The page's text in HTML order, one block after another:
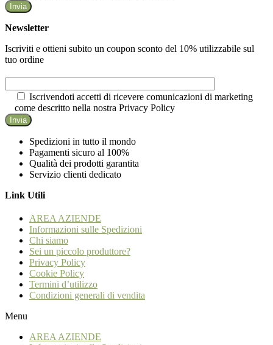
Newsletter
Iscriviti e ottieni subito un coupon sconto del 10% utilizzabile sul
tuo ordine
Iscrivendoti accetti di ricevere comunicazioni di marketing
come descritto nella nostra Privacy Policy
Spedizioni in tutto il mondo
Pagamenti sicuro al 100%
Qualità dei prodotti garantita
Servizio clienti dedicato
Link Utili
AREA AZIENDE
Informazioni sulle Spedizioni
Chi siamo
Sei un piccolo produttore?
Privacy Policy
Cookie Policy
Termini d’utilizzo
Condizioni generali di vendita
Menu
AREA AZIENDE